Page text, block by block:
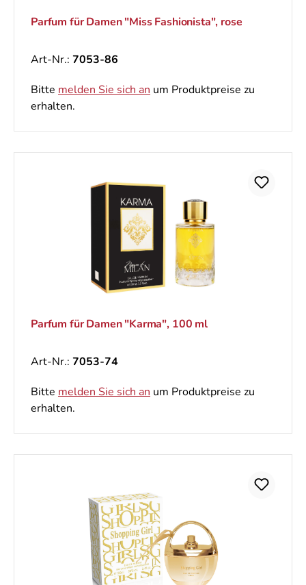
Parfum für Damen "Miss Fashionista", rose
Art-Nr.: 7053-86
Bitte melden Sie sich an um Produktpreise zu
erhalten.
Parfum für Damen "Karma", 100 ml
Art-Nr.: 7053-74
Bitte melden Sie sich an um Produktpreise zu
erhalten.